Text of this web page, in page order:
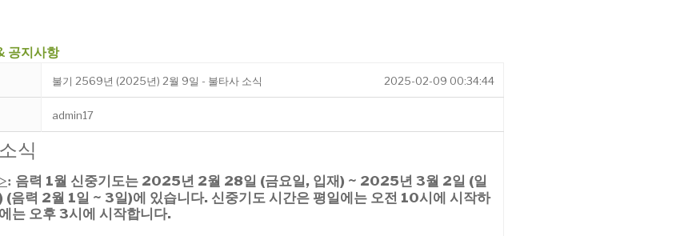
공지사항
불기 2569년 (2025년) 2월 9일 - 불타사 소식 2025-02-09 00:34:44
admin17
식
>: 음력 1월 신중기도는 2025년 2월 28일 (금요일, 입재) ~ 2025년 3월 2일 (일
(음력 2월 1일 ~ 3일)에 있습니다. 신중기도 시간은 평일에는 오전 10시에 시작하
는 오후 3시에 시작합니다.